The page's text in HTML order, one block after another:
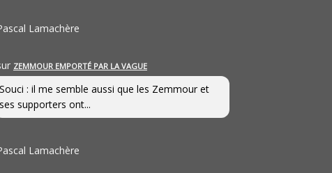
Lamachère
ZEMMOUR EMPORTÉ PAR LA VAGUE
Souci : il me semble aussi que les Zemmour et
ses supporters ont...
Lamachère